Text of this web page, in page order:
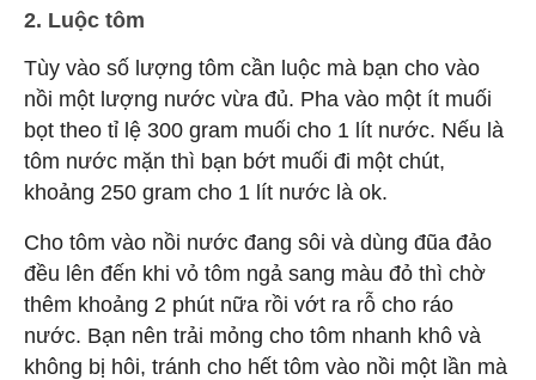
2. Luộc tôm
Tùy vào số lượng tôm cần luộc mà bạn cho vào
nồi một lượng nước vừa đủ. Pha vào một ít muối
bọt theo tỉ lệ 300 gram muối cho 1 lít nước. Nếu là
tôm nước mặn thì bạn bớt muối đi một chút,
khoảng 250 gram cho 1 lít nước là ok.
Cho tôm vào nồi nước đang sôi và dùng đũa đảo
đều lên đến khi vỏ tôm ngả sang màu đỏ thì chờ
thêm khoảng 2 phút nữa rồi vớt ra rỗ cho ráo
nước. Bạn nên trải mỏng cho tôm nhanh khô và
không bị hôi, tránh cho hết tôm vào nồi một lần mà